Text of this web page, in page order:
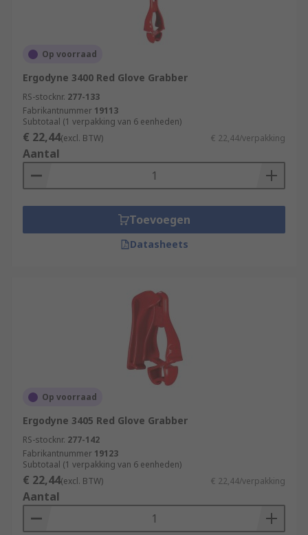
Op voorraad
Ergodyne 3400 Red Glove Grabber
RS-stocknr. 277-133
Fabrikantnummer 19113
Subtotaal (1 verpakking van 6 eenheden)
€ 22,44(excl. BTW) € 22,44/verpakking
Aantal
Toevoegen
Datasheets
Op voorraad
Ergodyne 3405 Red Glove Grabber
RS-stocknr. 277-142
Fabrikantnummer 19123
Subtotaal (1 verpakking van 6 eenheden)
€ 22,44(excl. BTW) € 22,44/verpakking
Aantal